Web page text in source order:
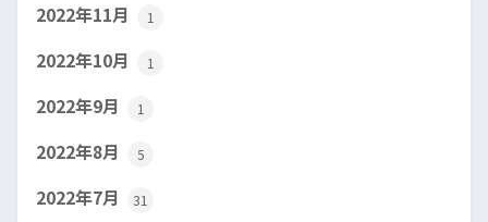
2022年11月 1
2022年10月 1
2022年9月 1
2022年8月 5
2022年7月 31